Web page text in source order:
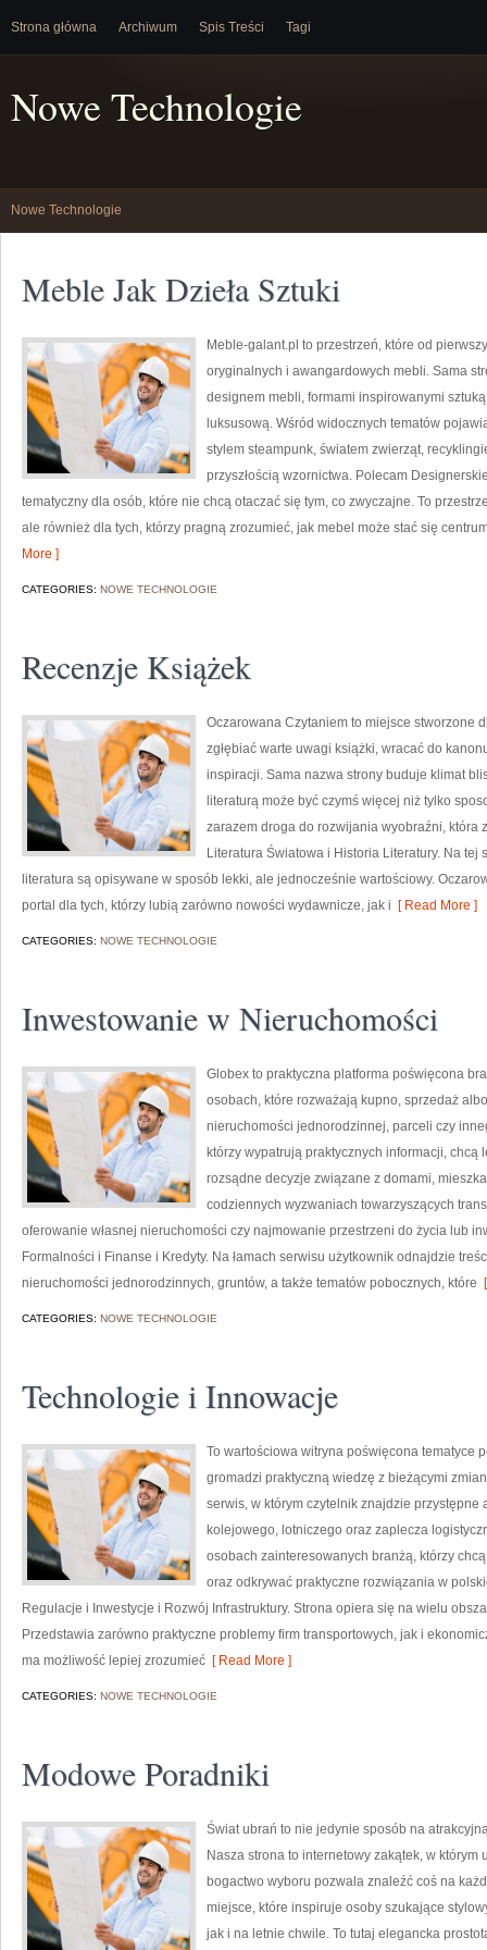
Strona główna Archiwum Spis Treści Tagi
Nowe Technologie
Nowe Technologie
Meble Jak Dzieła Sztuki
Meble-galant.pl to przestrzeń, które od
oryginalnych i awangardowych mebli. Sama
designem mebli, formami inspirowanymi
luksusową. Wśród widocznych tematów
stylem steampunk, światem zwierząt,
przyszłością wzornictwa. Polecam
tematyczny dla osób, które nie chcą otaczać się tym, co zwyczajne. To
ale również dla tych, którzy pragną zrozumieć, jak mebel może stać się
More ]
CATEGORIES: NOWE TECHNOLOGIE
Recenzje Książek
Oczarowana Czytaniem to miejsce stworzone
zgłębiać warte uwagi książki, wracać do
inspiracji. Sama nazwa strony buduje klimat
literaturą może być czymś więcej niż tylko
zarazem droga do rozwijania wyobraźni, która
Literatura Światowa i Historia Literatury. Na tej
literatura są opisywane w sposób lekki, ale jednocześnie wartościowy.
portal dla tych, którzy lubią zarówno nowości wydawnicze, jak i [ Read More ]
CATEGORIES: NOWE TECHNOLOGIE
Inwestowanie w Nieruchomości
Globex to praktyczna platforma poświęcona
osobach, które rozważają kupno, sprzedaż
nieruchomości jednorodzinnej, parceli czy
którzy wypatrują praktycznych informacji,
rozsądne decyzje związane z domami,
codziennych wyzwaniach towarzyszących
oferowanie własnej nieruchomości czy najmowanie przestrzeni do życia lub
Formalności i Finanse i Kredyty. Na łamach serwisu użytkownik odnajdzie
nieruchomości jednorodzinnych, gruntów, a także tematów pobocznych, które
CATEGORIES: NOWE TECHNOLOGIE
Technologie i Innowacje
To wartościowa witryna poświęcona tematyce
gromadzi praktyczną wiedzę z bieżącymi
serwis, w którym czytelnik znajdzie przystępne
kolejowego, lotniczego oraz zaplecza
osobach zainteresowanych branżą, którzy
oraz odkrywać praktyczne rozwiązania w
Regulacje i Inwestycje i Rozwój Infrastruktury. Strona opiera się na wielu
Przedstawia zarówno praktyczne problemy firm transportowych, jak i
ma możliwość lepiej zrozumieć [ Read More ]
CATEGORIES: NOWE TECHNOLOGIE
Modowe Poradniki
Świat ubrań to nie jedynie sposób na
Nasza strona to internetowy zakątek, w
bogactwo wyboru pozwala znaleźć coś na
miejsce, które inspiruje osoby szukające
jak i na letnie chwile. To tutaj elegancka